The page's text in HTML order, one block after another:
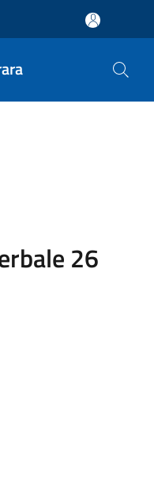
26